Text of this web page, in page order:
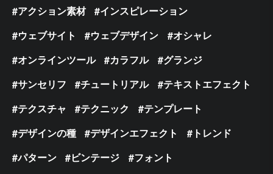
アクション素材
インスピレーション
ウェブサイト
ウェブデザイン
オシャレ
オンラインツール
カラフル
グランジ
サンセリフ
チュートリアル
テキストエフェクト
テクスチャ
テクニック
テンプレート
デザインの種
デザインエフェクト
トレンド
パターン
ビンテージ
フォント